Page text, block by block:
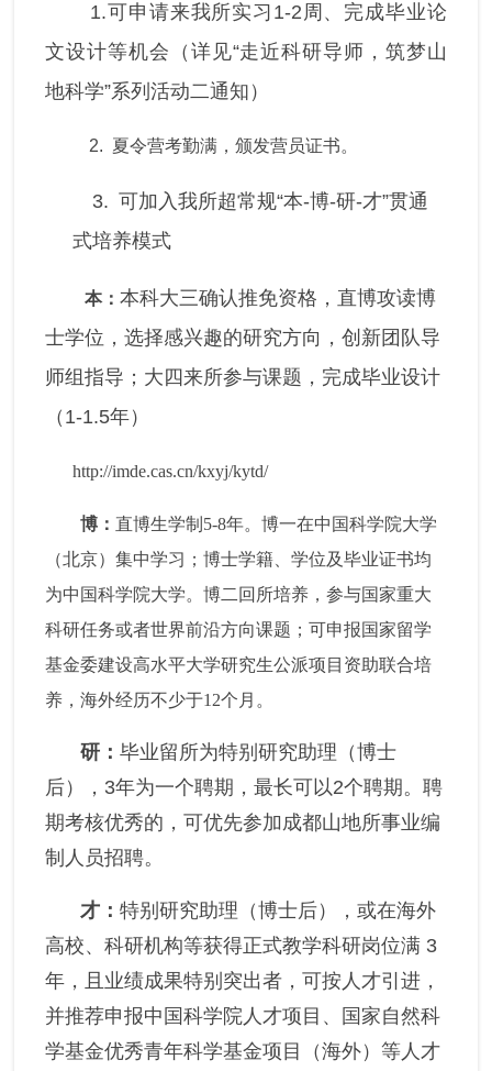
1.可申请来我所实习1-2周、完成毕业论
文设计等机会（详见“走近科研导师，筑梦山
地科学”系列活动二通知）
2. 夏令营考勤满，颁发营员证书。
3.可加入我所超常规“本-博-研-才”贯通
式培养模式
本：本科大三确认推免资格，直博攻读博
士学位，选择感兴趣的研究方向，创新团队导
师组指导；大四来所参与课题，完成毕业设计
（1-1.5年）
http://imde.cas.cn/kxyj/kytd/
博： 直博生学制5-8年。博一在中国科学院大学
（北京）集中学习；博士学籍、学位及毕业证书均
为中国科学院大学。博二回所培养，参与国家重大
科研任务或者世界前沿方向课题；可申报国家留学
基金委建设高水平大学研究生公派项目资助联合培
养，海外经历不少于12个月。
研：毕业留所为特别研究助理（博士
后），3年为一个聘期，最长可以2个聘期。聘
期考核优秀的，可优先参加成都山地所事业编
制人员招聘。
才：特别研究助理（博士后），或在海外
高校、科研机构等获得正式教学科研岗位满 3
年，且业绩成果特别突出者，可按人才引进，
并推荐申报中国科学院人才项目、国家自然科
学基金优秀青年科学基金项目（海外）等人才